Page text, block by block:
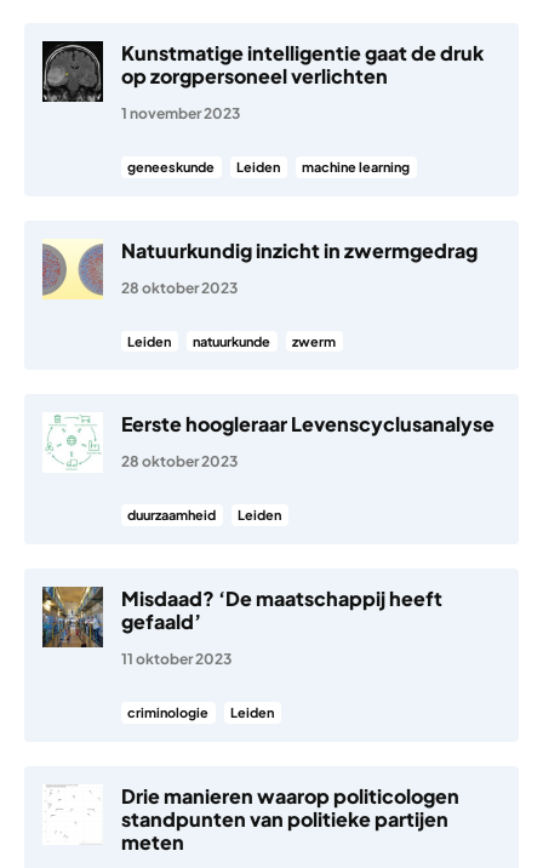
Kunstmatige intelligentie gaat de druk
op zorgpersoneel verlichten
1 november 2023
geneeskunde Leiden machine learning
Natuurkundig inzicht in zwermgedrag
28 oktober 2023
Leiden natuurkunde zwerm
Eerste hoogleraar Levenscyclusanalyse
28 oktober 2023
duurzaamheid Leiden
Misdaad? ‘De maatschappij heeft
gefaald’
11 oktober 2023
criminologie Leiden
Drie manieren waarop politicologen
standpunten van politieke partijen
meten